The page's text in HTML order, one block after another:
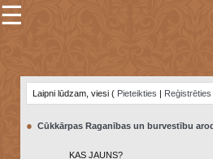
×
☰
Laipni lūdzam, viesi ( Pieteikties | Reģistrēties
● Cūkkārpas Raganības un burvestību
KAS JAUNS?